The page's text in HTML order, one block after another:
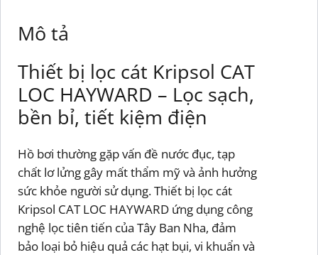
Mô tả
Thiết bị lọc cát Kripsol CAT
LOC HAYWARD – Lọc sạch,
bền bỉ, tiết kiệm điện
Hồ bơi thường gặp vấn đề nước đục, tạp
chất lơ lửng gây mất thẩm mỹ và ảnh hưởng
sức khỏe người sử dụng. Thiết bị lọc cát
Kripsol CAT LOC HAYWARD ứng dụng công
nghệ lọc tiên tiến của Tây Ban Nha, đảm
bảo loại bỏ hiệu quả các hạt bụi, vi khuẩn và